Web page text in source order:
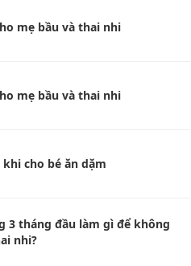
mẹ bầu và thai nhi
mẹ bầu và thai nhi
cho bé ăn dặm
3 tháng đầu làm gì để không
nhi?